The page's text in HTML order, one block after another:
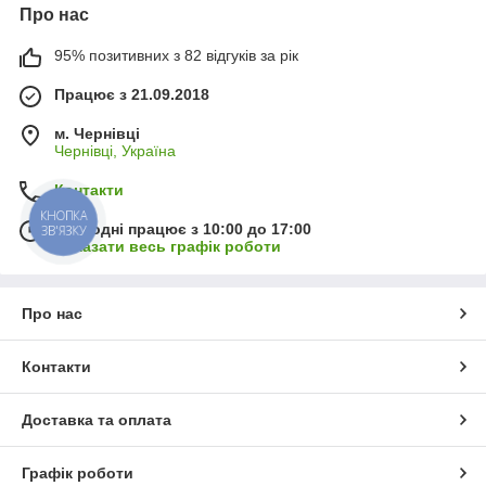
Про нас
95% позитивних з 82 відгуків за рік
Працює з 21.09.2018
м. Чернівці
Чернівці, Україна
Контакти
Сьогодні працює з 10:00 до 17:00
Показати весь графік роботи
Про нас
Контакти
Доставка та оплата
Графік роботи
КНОПКА
ЗВ'ЯЗКУ